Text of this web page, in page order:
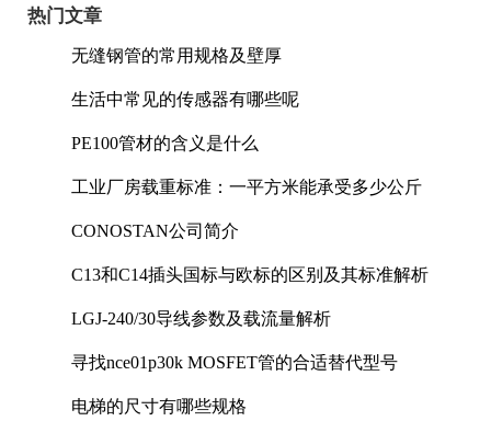
热门文章
无缝钢管的常用规格及壁厚
生活中常见的传感器有哪些呢
PE100管材的含义是什么
工业厂房载重标准：一平方米能承受多少公斤
CONOSTAN公司简介
C13和C14插头国标与欧标的区别及其标准解析
LGJ-240/30导线参数及载流量解析
寻找nce01p30k MOSFET管的合适替代型号
电梯的尺寸有哪些规格